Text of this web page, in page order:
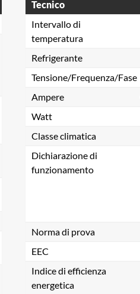
Tecnico
Intervallo di
temperatura
Refrigerante
Tensione/Frequenza/Fase
Ampere
Watt
Classe climatica
Dichiarazione di
funzionamento
Norma di prova
EEC
Indice di efficienza
energetica